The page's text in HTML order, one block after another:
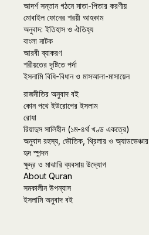
আদর্শ সন্তান গঠনে মাতা-পিতার করণীয়
মোবাইল ফোনের শরয়ী আহকাম
অনুবাদ: ইতিহাস ও ঐতিহ্য
বাংলা নাটক
আরবী ব্যাকরণ
শরীয়তের দৃষ্টিতে পর্দা
ইসলামি বিধি-বিধান ও মাসআলা-মাসায়েল
রাজনীতির অনুবাদ বই
কোন পথে ইউরোপের ইসলাম
রোযা
রিয়াদুস সালিহীন (১ম-৪র্থ খণ্ড একত্রে)
অনুবাদ রহস্য, ভৌতিক, থ্রিলার ও অ্যাডভেঞ্চার
হৃদ স্পন্দন
ক্ষুদ্র ও মাঝারি ব্যবসায় উদ্যোগ
About Quran
সমকালীন উপন্যাস
ইসলামি অনুবাদ বই